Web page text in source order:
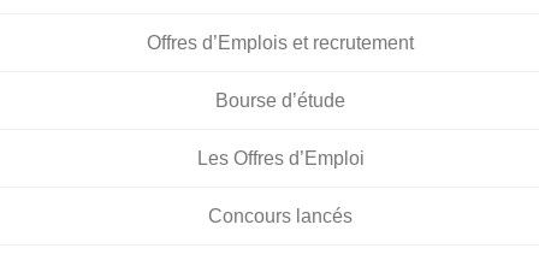
Offres d’Emplois et recrutement
Bourse d’étude
Les Offres d’Emploi
Concours lancés